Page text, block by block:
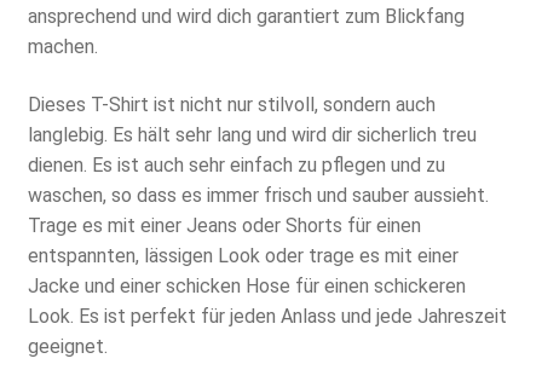
ansprechend und wird dich garantiert zum Blickfang
machen.
Dieses T-Shirt ist nicht nur stilvoll, sondern auch
langlebig. Es hält sehr lang und wird dir sicherlich treu
dienen. Es ist auch sehr einfach zu pflegen und zu
waschen, so dass es immer frisch und sauber aussieht.
Trage es mit einer Jeans oder Shorts für einen
entspannten, lässigen Look oder trage es mit einer
Jacke und einer schicken Hose für einen schickeren
Look. Es ist perfekt für jeden Anlass und jede Jahreszeit
geeignet.